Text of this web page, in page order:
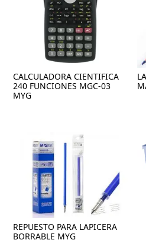
CALCULADORA CIENTIFICA
240 FUNCIONES MGC-03
MYG
REPUESTO PARA LAPICERA
BORRABLE MYG